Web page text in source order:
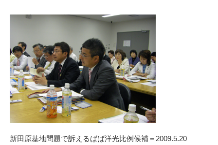
新田原基地問題で訴えるばば洋光比例候補＝2009.5.20